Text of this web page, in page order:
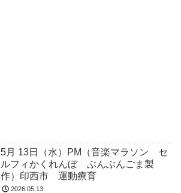
5月 13日（水）PM（音楽マラソン セ
ルフィかくれんぼ ぶんぶんごま製
作）印西市 運動療育
2026.05.13